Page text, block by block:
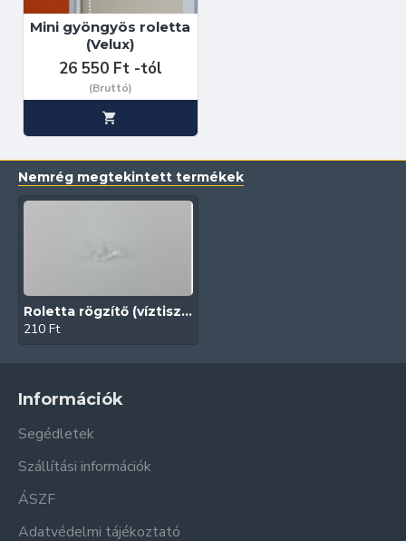
Mini gyöngyös roletta
(Velux)
26 550 Ft -tól
(Bruttó)
Nemrég megtekintett termékek
Roletta rögzítő (víztiszta kampó)
210 Ft
Információk
Segédletek
Szállítási információk
ÁSZF
Adatvédelmi tájékoztató